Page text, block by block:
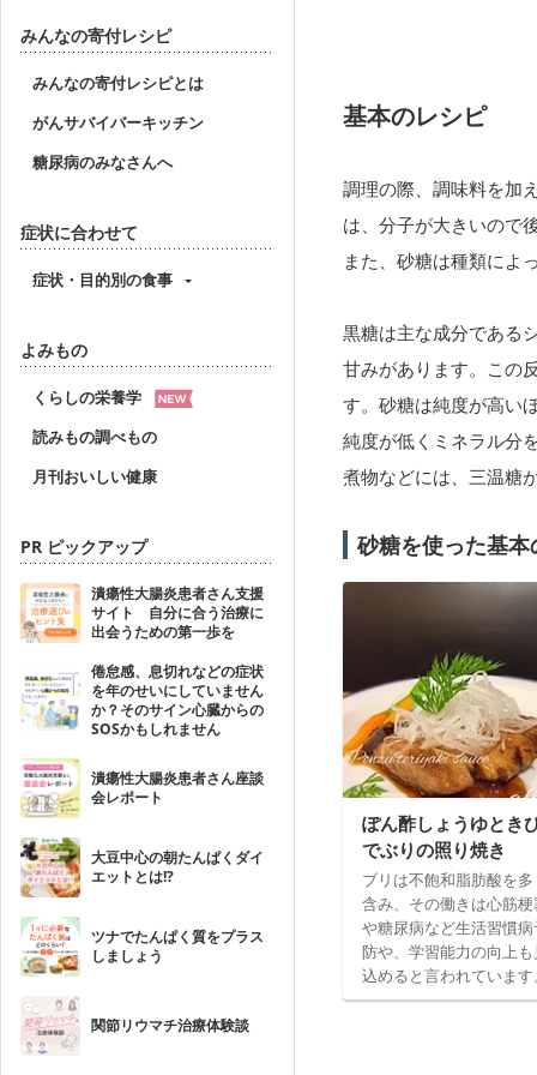
みんなの寄付レシピ
みんなの寄付レシピとは
がんサバイバーキッチン
糖尿病のみなさんへ
症状に合わせて
症状・目的別の食事
よみもの
くらしの栄養学
読みもの調べもの
月刊おいしい健康
PR ピックアップ
潰瘍性大腸炎患者さん支援
サイト 自分に合う治療に
出会うための第一歩を
倦怠感、息切れなどの症状
を年のせいにしていません
か？そのサイン心臓からの
SOSかもしれません
潰瘍性大腸炎患者さん座談
会レポート
大豆中心の朝たんぱくダイ
エットとは!?
ツナでたんぱく質をプラス
しましょう
関節リウマチ治療体験談
基本のレシピ
調理の際、調味料を加
は、分子が大きいので
また、砂糖は種類によ
黒糖は主な成分である
甘みがあります。この
す。砂糖は純度が高い
純度が低くミネラル分
煮物などには、三温糖
砂糖を使った基本
ぽん酢しょうゆとき
でぶりの照り焼き
ブリは不飽和脂肪酸を
含み、その働きは心筋梗
や糖尿病など生活習慣病
防や、学習能力の向上も
込めると言われています